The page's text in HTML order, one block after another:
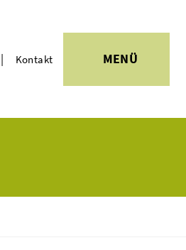
| Kontakt MENÜ